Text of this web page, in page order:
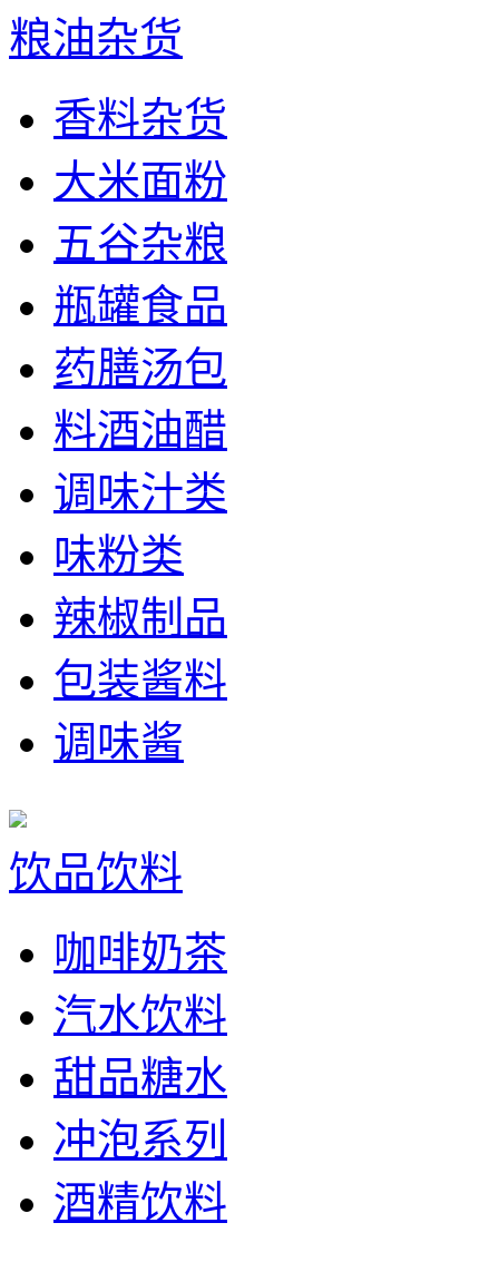
粮油杂货
香料杂货
大米面粉
五谷杂粮
瓶罐食品
药膳汤包
料酒油醋
调味汁类
味粉类
辣椒制品
包装酱料
调味酱
饮品饮料
咖啡奶茶
汽水饮料
甜品糖水
冲泡系列
酒精饮料